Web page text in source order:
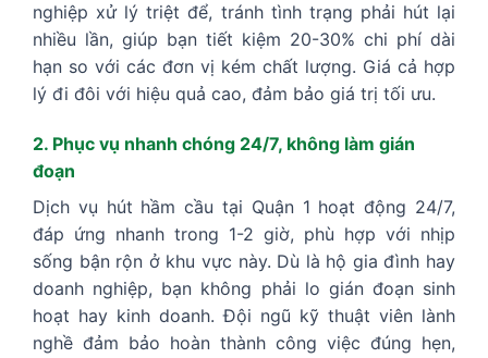
nghiệp xử lý triệt để, tránh tình trạng phải hút lại
nhiều lần, giúp bạn tiết kiệm 20-30% chi phí dài
hạn so với các đơn vị kém chất lượng. Giá cả hợp
lý đi đôi với hiệu quả cao, đảm bảo giá trị tối ưu.
2. Phục vụ nhanh chóng 24/7, không làm gián
đoạn
Dịch vụ hút hầm cầu tại Quận 1 hoạt động 24/7,
đáp ứng nhanh trong 1-2 giờ, phù hợp với nhịp
sống bận rộn ở khu vực này. Dù là hộ gia đình hay
doanh nghiệp, bạn không phải lo gián đoạn sinh
hoạt hay kinh doanh. Đội ngũ kỹ thuật viên lành
nghề đảm bảo hoàn thành công việc đúng hẹn,